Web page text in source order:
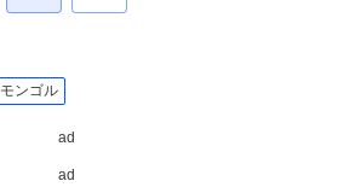
モンゴル
ad
ad